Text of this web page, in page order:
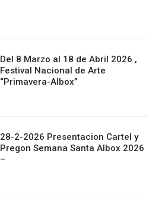
Del 8 Marzo al 18 de Abril 2026 ,
Festival Nacional de Arte
“Primavera-Albox”
28-2-2026 Presentacion Cartel y
Pregon Semana Santa Albox 2026
–